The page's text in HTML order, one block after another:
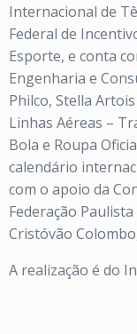
Internacional de
Federal de
Esporte, e conta
Engenharia e
Philco, Stella
Linhas Aéreas –
Bola e Roupa
calendário
com o apoio da
Federação
Cristóvão
A realização é do